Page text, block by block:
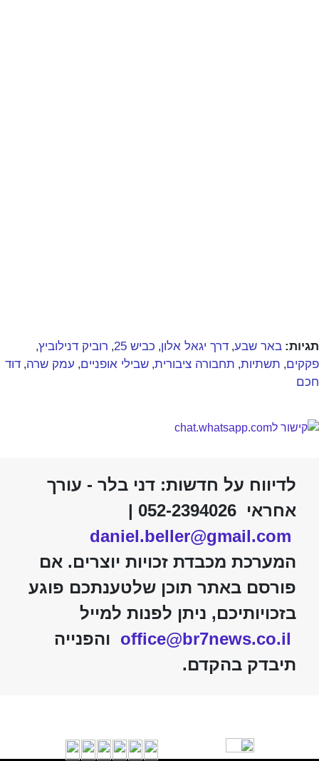
תגיות: באר שבע, דרך יגאל אלון, כביש 25 , רוביק דנילוביץ,
פקקים, תשתיות, תחבורה ציבורית, שבילי אופניים, עמק שרה, דוד
חכם
לדיווח על חדשות: דני בלר - עורך
אחראי 052-2394026 |
daniel.beller@gmail.com
המערכת מכבדת זכויות יוצרים. אם
פורסם באתר תוכן שלטענתכם פוגע
בזכויותיכם, ניתן לפנות למייל
office@br7news.co.il והפנייה
תיבדק בהקדם.